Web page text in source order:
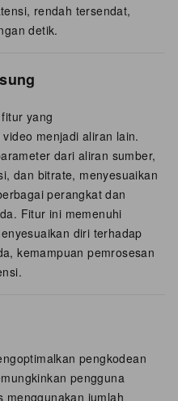
rendah tersendat,
detik.
yang
menjadi aliran lain.
dari aliran sumber,
dan bitrate, menyesuaikan
perangkat dan
Fitur ini memenuhi
diri terhadap
kemampuan pemrosesan
pengkodean
pengguna
menggunakan jumlah